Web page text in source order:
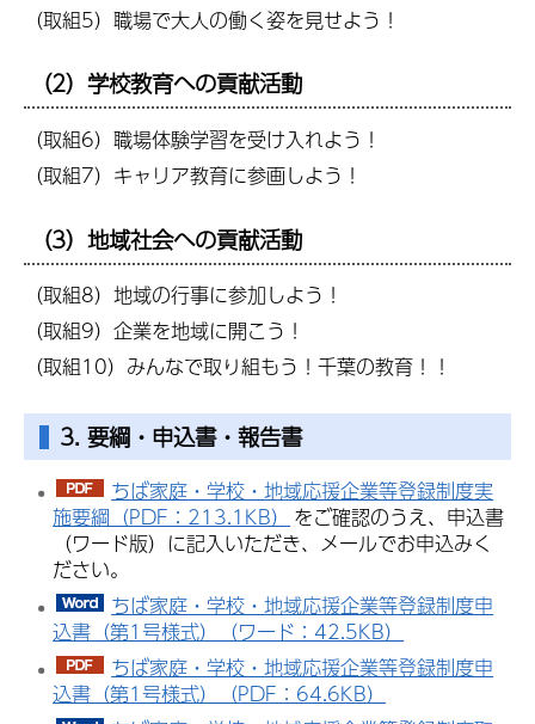
（取組5）職場で大人の働く姿を見せよう！
（2）学校教育への貢献活動
（取組6）職場体験学習を受け入れよう！
（取組7）キャリア教育に参画しよう！
（3）地域社会への貢献活動
（取組8）地域の行事に参加しよう！
（取組9）企業を地域に開こう！
（取組10）みんなで取り組もう！千葉の教育！！
3. 要綱・申込書・報告書
ちば家庭・学校・地域応援企業等登録制度実
施要綱（PDF：213.1KB） をご確認のうえ、申込書
（ワード版）に記入いただき、メールでお申込みく
ださい。
ちば家庭・学校・地域応援企業等登録制度申
込書（第1号様式）（ワード：42.5KB）
ちば家庭・学校・地域応援企業等登録制度申
込書（第1号様式）（PDF：64.6KB）